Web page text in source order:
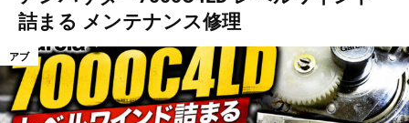
詰まる メンテナンス修理
アブ